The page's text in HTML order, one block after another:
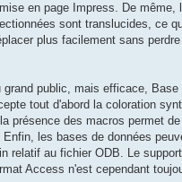
en page Impress. De même,
sont translucides, ce
plus facilement sans
grand public, mais efficace, Base
tout d'abord la coloration
présence des macros permet
les bases de données
relatif au fichier ODB. Le
Access n'est cependant